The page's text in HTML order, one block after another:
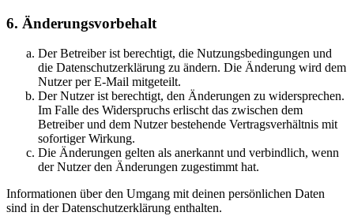
6. Änderungsvorbehalt
Der Betreiber ist berechtigt, die Nutzungsbedingungen und
die Datenschutzerklärung zu ändern. Die Änderung wird dem
Nutzer per E-Mail mitgeteilt.
Der Nutzer ist berechtigt, den Änderungen zu widersprechen.
Im Falle des Widerspruchs erlischt das zwischen dem
Betreiber und dem Nutzer bestehende Vertragsverhältnis mit
sofortiger Wirkung.
Die Änderungen gelten als anerkannt und verbindlich, wenn
der Nutzer den Änderungen zugestimmt hat.
Informationen über den Umgang mit deinen persönlichen Daten
sind in der Datenschutzerklärung enthalten.